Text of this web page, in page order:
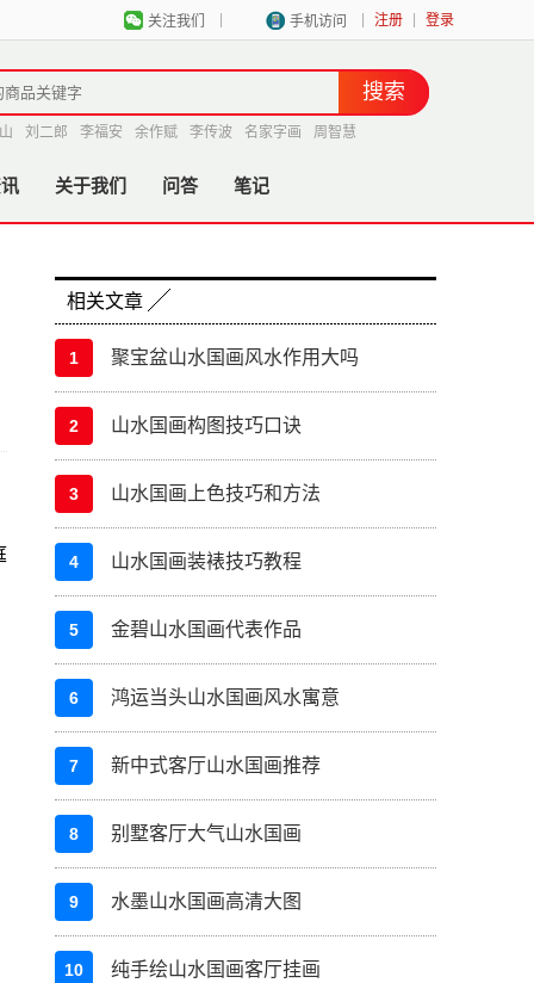
登录
注册
手机访问
关注我们
刘二郎 李福安 余作赋 李传波 名家字画 周智慧
关于我们 问答 笔记
相关文章
1 聚宝盆山水国画风水作用大吗
2 山水国画构图技巧口诀
3 山水国画上色技巧和方法
4 山水国画装裱技巧教程
5 金碧山水国画代表作品
6 鸿运当头山水国画风水寓意
7 新中式客厅山水国画推荐
8 别墅客厅大气山水国画
9 水墨山水国画高清大图
10 纯手绘山水国画客厅挂画